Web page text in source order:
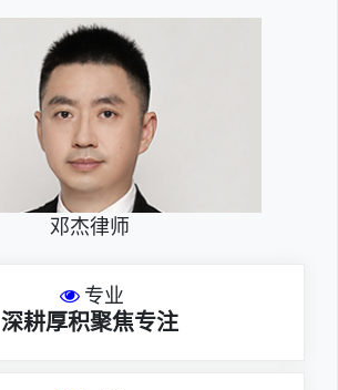
邓杰律师
专业
深耕厚积聚焦专注